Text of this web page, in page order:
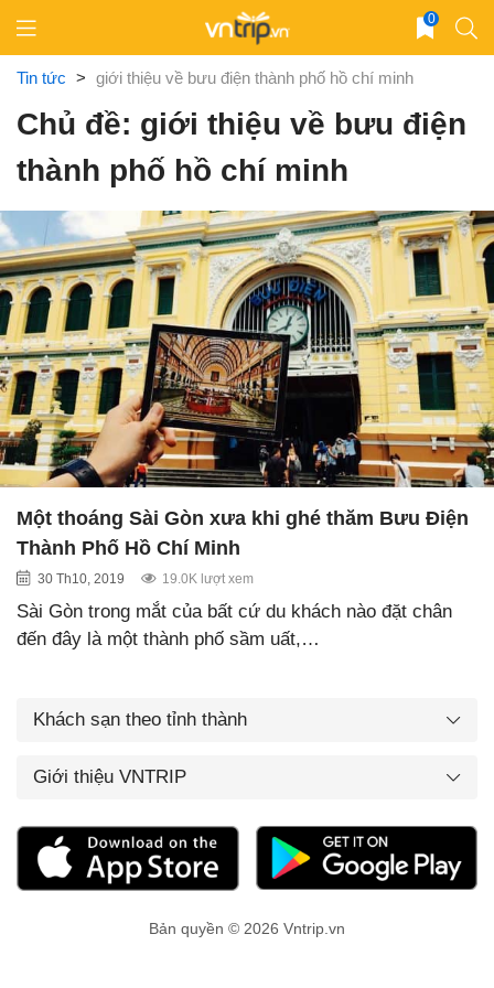
content
0
Tin tức > giới thiệu về bưu điện thành phố hồ chí minh
Chủ đề: giới thiệu về bưu điện
thành phố hồ chí minh
Một thoáng Sài Gòn xưa khi ghé thăm Bưu Điện
Thành Phố Hồ Chí Minh
30 Th10, 2019 19.0K lượt xem
Sài Gòn trong mắt của bất cứ du khách nào đặt chân
đến đây là một thành phố sầm uất,…
Khách sạn theo tỉnh thành
Giới thiệu VNTRIP
Bản quyền © 2026 Vntrip.vn